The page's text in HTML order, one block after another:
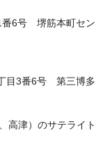
6号　堺筋本町セン
目3番6号　第三博多
高津）のサテライト